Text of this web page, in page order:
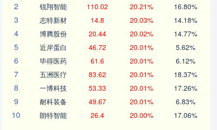
2 锐翔智能 110.02 20.21% 16.80%
3 志特新材 14.8 20.03% 14.18%
4 博腾股份 20.44 20.02% 14.77%
5 近岸蛋白 46.72 20.01% 5.62%
6 毕得医药 61.6 20.01% 6.12%
7 五洲医疗 83.62 20.01% 18.37%
8 一博科技 53.33 20.01% 17.26%
9 耐科装备 49.67 20.01% 6.83%
10 朗特智能 26.4 20.00% 17.06%